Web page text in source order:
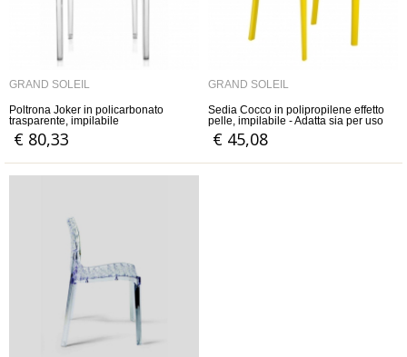
GRAND SOLEIL
Poltrona Joker in policarbonato
trasparente, impilabile
€ 80,33
GRAND SOLEIL
Sedia Cocco in polipropilene effetto
pelle, impilabile - Adatta sia per uso
interno che esterno
€ 45,08